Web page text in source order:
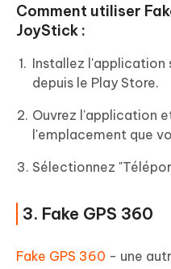
Comment utiliser
JoyStick :
Installez l'application
depuis le Play Store.
Ouvrez l'application
l'emplacement que
Sélectionnez
3. Fake GPS 360
Fake GPS 360 - une